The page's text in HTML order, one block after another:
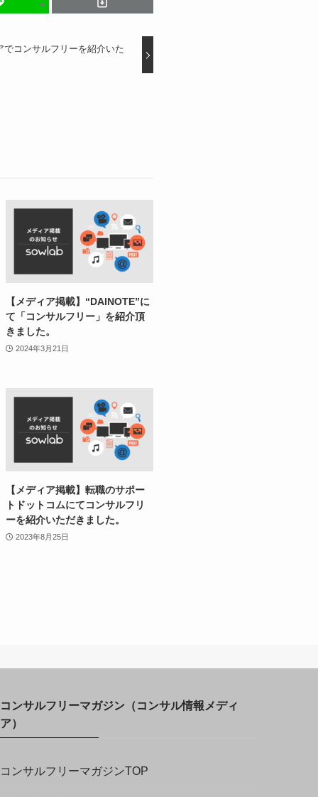
コンサルフリーを紹介いた
【メディア掲載】“DAINOTE”に
て「コンサルフリー」を紹介頂
きました。
2024年3月21日
【メディア掲載】転職のサポー
トドットコムにてコンサルフリ
ーを紹介いただきました。
2023年8月25日
コンサルフリーマガジン（コンサル情報メディ
ア）
コンサルフリーマガジンTOP